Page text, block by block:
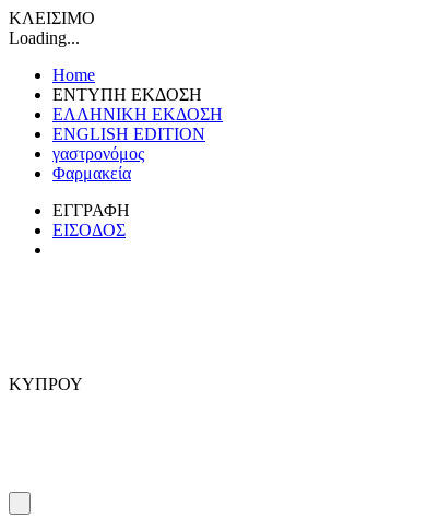
ΚΛΕΙΣΙΜΟ
Loading...
Home
ΕΝΤΥΠΗ ΕΚΔΟΣΗ
ΕΛΛΗΝΙΚΗ ΕΚΔΟΣΗ
ENGLISH EDITION
γαστρονόμος
Φαρμακεία
ΕΓΓΡΑΦΗ
ΕΙΣΟΔΟΣ
ΚΥΠΡΟΥ